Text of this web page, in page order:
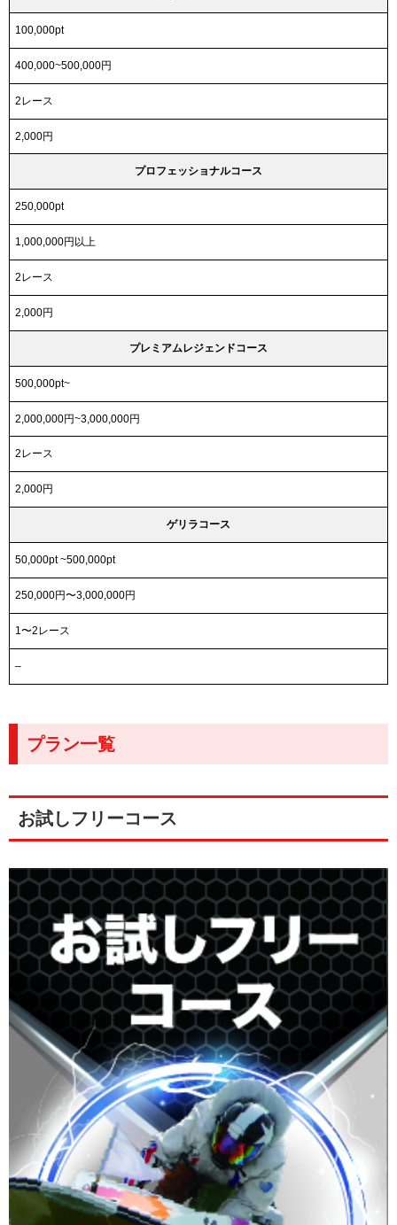
100,000pt
400,000~500,000円
2レース
2,000円
プロフェッショナルコース
250,000pt
1,000,000円以上
2レース
2,000円
プレミアムレジェンドコース
500,000pt~
2,000,000円~3,000,000円
2レース
2,000円
ゲリラコース
50,000pt ~500,000pt
250,000円〜3,000,000円
1〜2レース
–
プラン一覧
お試しフリーコース